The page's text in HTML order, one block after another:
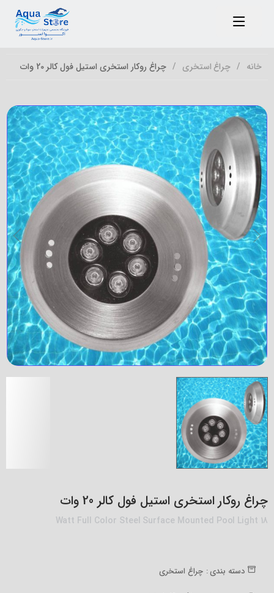
خانه چراغ استخری چراغ روکار استخری استیل فول کالر 20 وات
چراغ روکار استخری استیل فول کالر 20 وات
18 Watt Full Color Steel Surface Mounted Pool Light
دسته بندی : چراغ استخری